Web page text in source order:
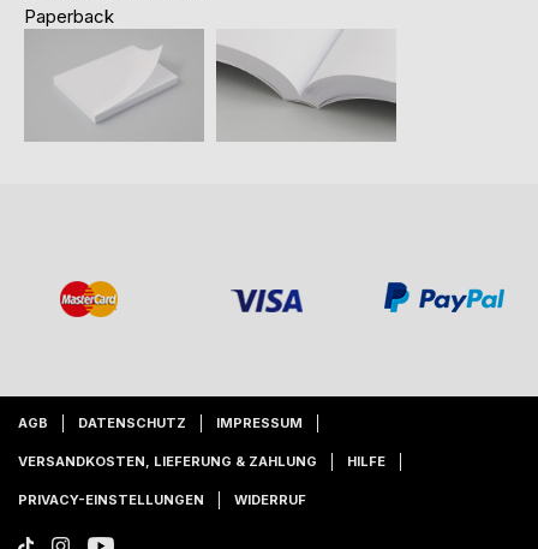
Paperback
AGB DATENSCHUTZ IMPRESSUM
VERSANDKOSTEN, LIEFERUNG & ZAHLUNG HILFE
PRIVACY-EINSTELLUNGEN WIDERRUF